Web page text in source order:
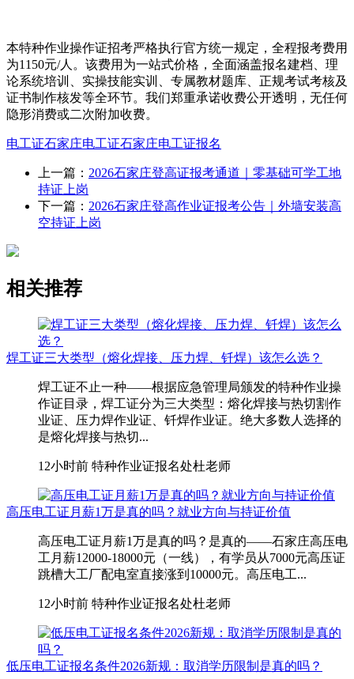
本特种作业操作证招考严格执行官方统一规定，全程报考费用
为1150元/人。该费用为一站式价格，全面涵盖报名建档、理
论系统培训、实操技能实训、专属教材题库、正规考试考核及
证书制作核发等全环节。我们郑重承诺收费公开透明，无任何
隐形消费或二次附加收费。
电工证石家庄电工证石家庄电工证报名
上一篇： 2026石家庄登高证报考通道｜零基础可学工地
持证上岗
下一篇： 2026石家庄登高作业证报考公告｜外墙安装高
空持证上岗
相关推荐
焊工证三大类型（熔化焊接、压力焊、钎焊）该怎么选？
焊工证不止一种——根据应急管理局颁发的特种作业操
作证目录，焊工证分为三大类型：熔化焊接与热切割作
业证、压力焊作业证、钎焊作业证。绝大多数人选择的
是熔化焊接与热切...
12小时前 特种作业证报名处杜老师
高压电工证月薪1万是真的吗？就业方向与持证价值
高压电工证月薪1万是真的吗？是真的——石家庄高压电
工月薪12000-18000元（一线），有学员从7000元高压证
跳槽大工厂配电室直接涨到10000元。高压电工...
12小时前 特种作业证报名处杜老师
低压电工证报名条件2026新规：取消学历限制是真的吗？